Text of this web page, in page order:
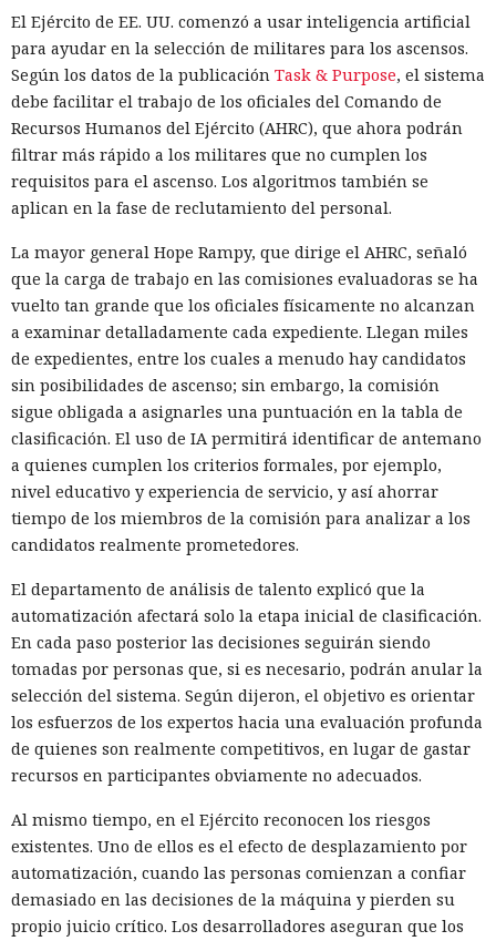
El Ejército de EE. UU. comenzó a usar inteligencia artificial
para ayudar en la selección de militares para los ascensos.
Según los datos de la publicación Task & Purpose, el sistema
debe facilitar el trabajo de los oficiales del Comando de
Recursos Humanos del Ejército (AHRC), que ahora podrán
filtrar más rápido a los militares que no cumplen los
requisitos para el ascenso. Los algoritmos también se
aplican en la fase de reclutamiento del personal.
La mayor general Hope Rampy, que dirige el AHRC, señaló
que la carga de trabajo en las comisiones evaluadoras se ha
vuelto tan grande que los oficiales físicamente no alcanzan
a examinar detalladamente cada expediente. Llegan miles
de expedientes, entre los cuales a menudo hay candidatos
sin posibilidades de ascenso; sin embargo, la comisión
sigue obligada a asignarles una puntuación en la tabla de
clasificación. El uso de IA permitirá identificar de antemano
a quienes cumplen los criterios formales, por ejemplo,
nivel educativo y experiencia de servicio, y así ahorrar
tiempo de los miembros de la comisión para analizar a los
candidatos realmente prometedores.
El departamento de análisis de talento explicó que la
automatización afectará solo la etapa inicial de clasificación.
En cada paso posterior las decisiones seguirán siendo
tomadas por personas que, si es necesario, podrán anular la
selección del sistema. Según dijeron, el objetivo es orientar
los esfuerzos de los expertos hacia una evaluación profunda
de quienes son realmente competitivos, en lugar de gastar
recursos en participantes obviamente no adecuados.
Al mismo tiempo, en el Ejército reconocen los riesgos
existentes. Uno de ellos es el efecto de desplazamiento por
automatización, cuando las personas comienzan a confiar
demasiado en las decisiones de la máquina y pierden su
propio juicio crítico. Los desarrolladores aseguran que los